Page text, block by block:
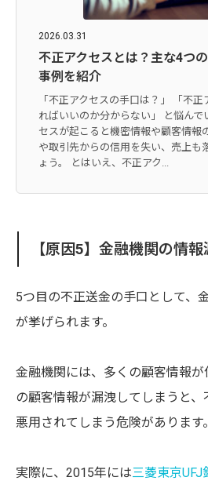
2026.03.31
不正アクセスとは？主な4つ
事例を紹介
「不正アクセスの手口は？」 「不
ればいいのか分からない」 と悩んで
セスが起こると機密情報や顧客情報
や取引先からの信用を失い、売上も
ょう。 とはいえ、不正アク...
【原因5】金融機関の情
5つ目の不正送金の手口として、
が挙げられます。
金融機関には、多くの顧客情報が
の顧客情報が漏洩してしまうと
悪用されてしまう危険があります。
実際に、2015年には三菱東京UFJ